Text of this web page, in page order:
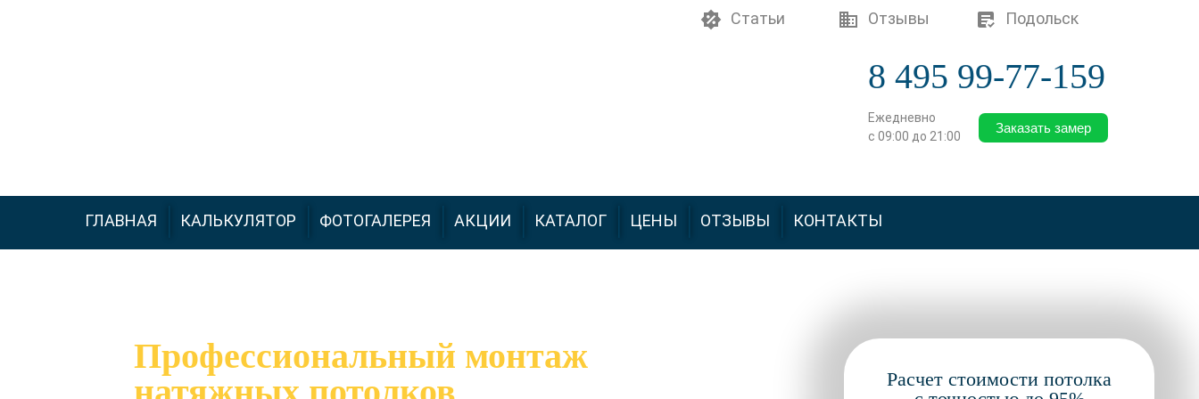
Статьи Отзывы Подольск
8 495 99-77-159
Ежедневно
с 09:00 до 21:00
Заказать замер
+7 (926) 543-66-99
ГЛАВНАЯ КАЛЬКУЛЯТОР ФОТОГАЛЕРЕЯ АКЦИИ КАТАЛОГ ЦЕНЫ ОТЗЫВЫ КОНТАКТЫ
Профессиональный монтаж
Расчет стоимости потолка